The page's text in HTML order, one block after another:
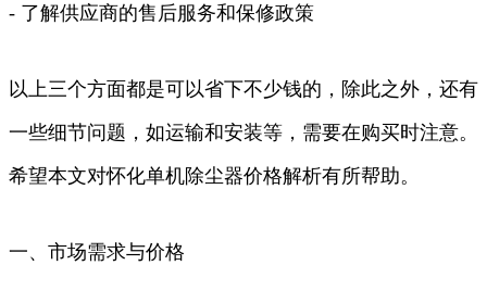
- 了解供应商的售后服务和保修政策
以上三个方面都是可以省下不少钱的，除此之外，还有
一些细节问题，如运输和安装等，需要在购买时注意。
希望本文对怀化单机除尘器价格解析有所帮助。
一、市场需求与价格